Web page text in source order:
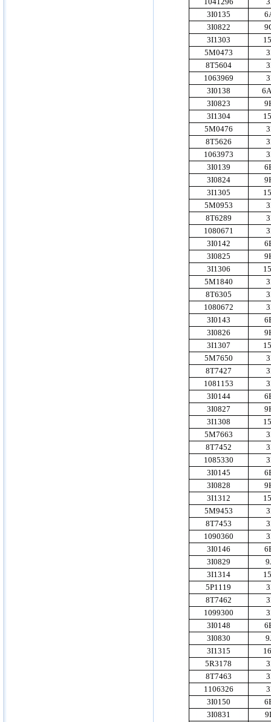
3I0135
3I0822
3I1303
5M0473
8T5604
1063969
3I0138
3I0823
3I1304
5M0476
8T5626
1063973
3I0139
3I0824
3I1305
5M0953
8T6289
1080671
3I0142
3I0825
3I1306
5M1840
8T6305
1080672
3I0143
3I0826
3I1307
5M7650
8T7427
1081153
3I0144
3I0827
3I1308
5M7663
8T7452
1085330
3I0145
3I0828
3I1312
5M9453
8T7453
1090360
3I0146
3I0829
3I1314
5P1119
8T7462
1099300
3I0148
3I0830
3I1315
5R3178
8T7463
1106326
3I0150
3I0831